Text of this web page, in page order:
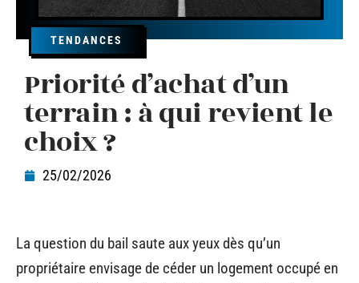
TENDANCES
Priorité d’achat d’un
terrain : à qui revient le
choix ?
25/02/2026
La question du bail saute aux yeux dès qu’un
propriétaire envisage de céder un logement occupé en